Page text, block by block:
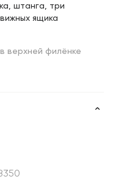
штанга, три
ящика
верхней филёнке